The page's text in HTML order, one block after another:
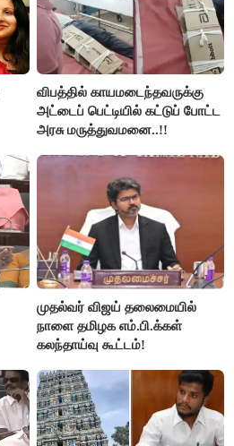
விபத்தில் காயமடைந்தவருக்கு
அட்டைப் பெட்டியில் கட்டுப் போட்ட
அரசு மருத்துவமனை..!!
முதல்வர் விஜய் தலைமையில்
நாளை தமிழக எம்.பி.க்கள்
கலந்தாய்வு கூட்டம்!